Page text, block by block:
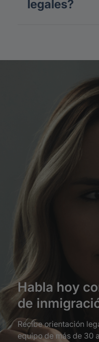
legales?
Habla hoy
de
Recibe orientación
equipo de más de 30